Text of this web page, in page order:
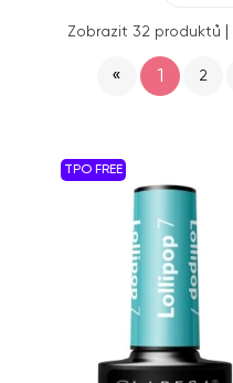
Zobrazit 32 produktů
« 1 2
TPO FREE